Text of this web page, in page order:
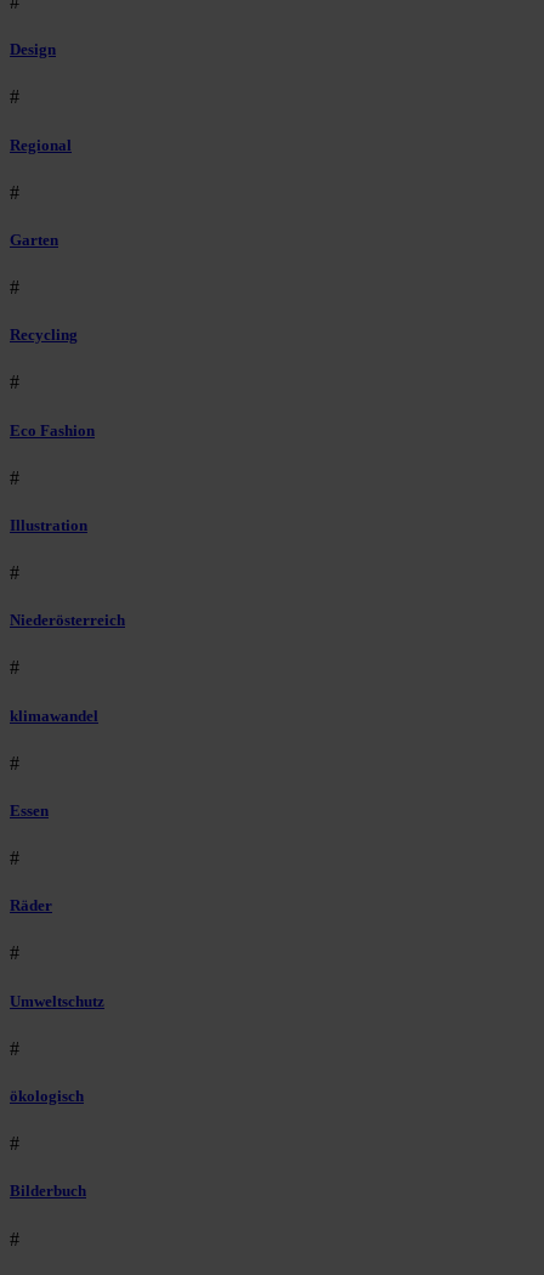
Design
#
Regional
#
Garten
#
Recycling
#
Eco Fashion
#
Illustration
#
Niederösterreich
#
klimawandel
#
Essen
#
Räder
#
Umweltschutz
#
ökologisch
#
Bilderbuch
#